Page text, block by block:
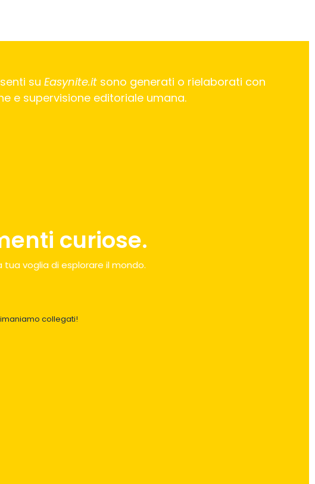
su Easynite.itsono generati o rielaborati con
e supervisione editoriale umana.
curiose.
voglia di esplorare il mondo.
collegati!